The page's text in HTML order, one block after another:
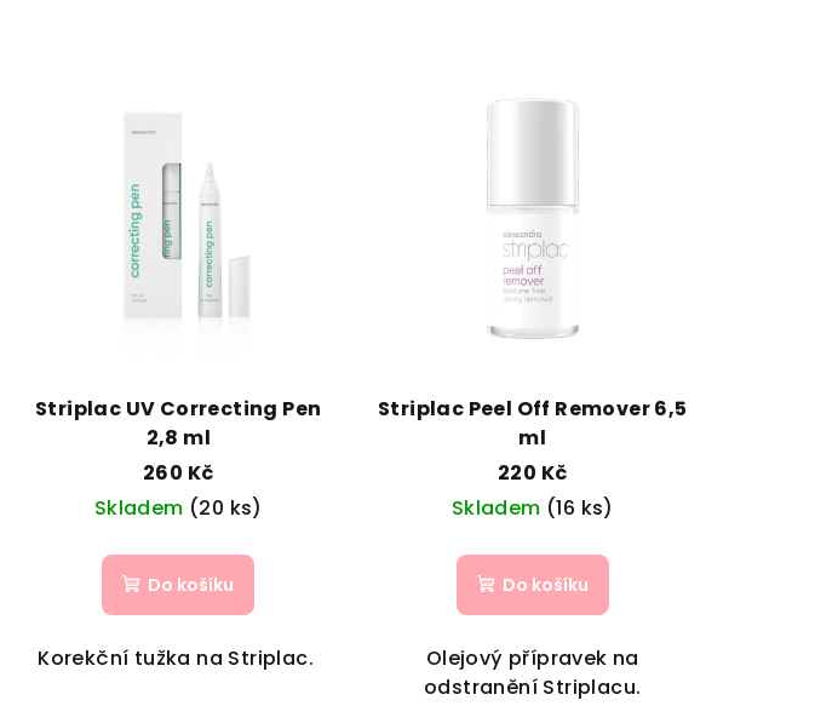
Striplac UV Correcting Pen
2,8 ml
260 Kč
Skladem (20 ks)
Do košíku
Korekční tužka na Striplac.
Striplac Peel Off Remover 6,5
ml
220 Kč
Skladem (16 ks)
Do košíku
Olejový přípravek na
odstranění Striplacu.